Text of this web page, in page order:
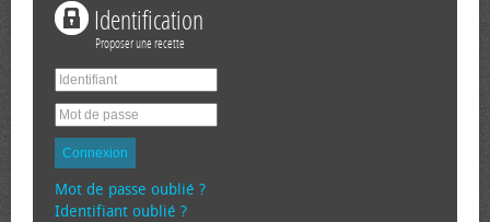
Identification
Proposer une recette
Connexion
Mot de passe oublié ?
Identifiant oublié ?